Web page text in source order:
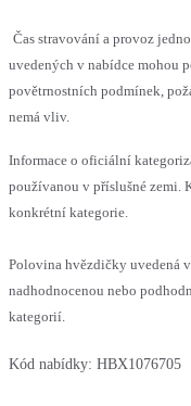
Čas stravování a provoz
uvedených v nabídce mohou
povětrnostních podmínek,
nemá vliv.
Informace o oficiální
používanou v příslušné zemi.
konkrétní kategorie.
Polovina hvězdičky uvedená
nadhodnocenou nebo
kategorií.
Kód nabídky: HBX1076705